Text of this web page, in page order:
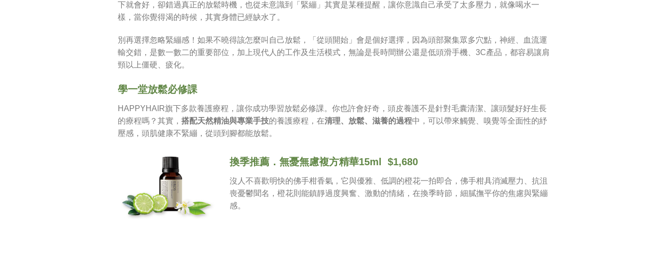
下就會好，卻錯過真正的放鬆時機，也從未意識到「緊繃」其實是某種提醒，讓你意識自己承受了太多壓力，就像喝水一
樣，當你覺得渴的時候，其實身體已經缺水了。
別再選擇忽略緊繃感！如果不曉得該怎麼叫自己放鬆，「從頭開始」會是個好選擇，因為頭部聚集眾多穴點，神經、血流運
輸交錯，是數一數二的重要部位，加上現代人的工作及生活模式，無論是長時間辦公還是低頭滑手機、3C產品，都容易讓肩
頸以上僵硬、疲化。
學一堂放鬆必修課
HAPPYHAIR旗下多款養護療程，讓你成功學習放鬆必修課。你也許會好奇，頭皮養護不是針對毛囊清潔、讓頭髮好好生長
的療程嗎？其實， 搭配天然精油與專業手技的養護療程，在清理、放鬆、滋養的過程中，可以帶來觸覺、嗅覺等全面性的紓
壓感，頭肌健康不緊繃，從頭到腳都能放鬆。
換季推薦．無憂無慮複方精華15ml $1,680
沒人不喜歡明快的佛手柑香氣，它與優雅、低調的橙花一拍即合，佛手柑具消滅壓力、抗沮
喪憂鬱聞名，橙花則能鎮靜過度興奮、激動的情緒，在換季時節，細膩撫平你的焦慮與緊繃
感。